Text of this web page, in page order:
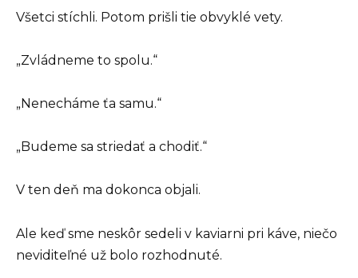
Všetci stíchli. Potom prišli tie obvyklé vety.
„Zvládneme to spolu.“
„Nenecháme ťa samu.“
„Budeme sa striedať a chodiť.“
V ten deň ma dokonca objali.
Ale keď sme neskôr sedeli v kaviarni pri káve, niečo
neviditeľné už bolo rozhodnuté.